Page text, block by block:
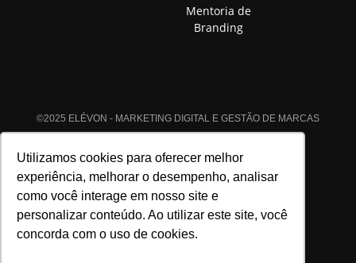
Utilizamos cookies para oferecer melhor
experiência, melhorar o desempenho, analisar
como você interage em nosso site e
personalizar conteúdo. Ao utilizar este site, você
concorda com o uso de cookies.
Mentoria de
Branding
©2025 ELÉVON - MARKETING DIGITAL E GESTÃO DE MARCAS
LTDA | CNPJ 22.089.044/0001-72 | TODOS OS DIREITOS
RESERVADOS.